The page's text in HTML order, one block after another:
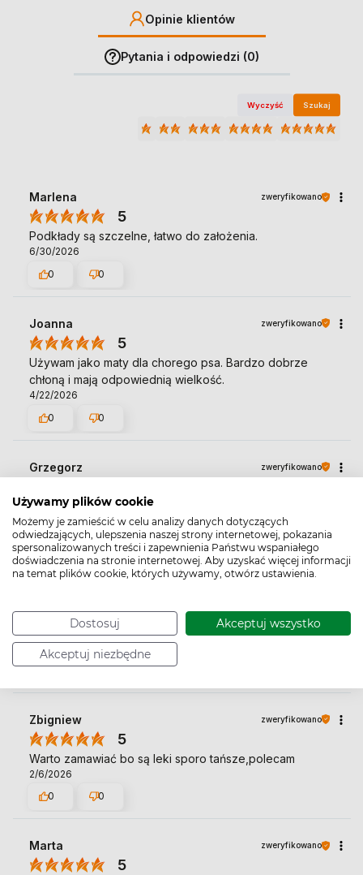
Używamy plików cookie
Możemy je zamieścić w celu analizy danych dotyczących
odwiedzających, ulepszenia naszej strony internetowej, pokazania
spersonalizowanych treści i zapewnienia Państwu wspaniałego
doświadczenia na stronie internetowej. Aby uzyskać więcej informacji
na temat plików cookie, których używamy, otwórz ustawienia.
Dostosuj Akceptuj wszystko
Akceptuj niezbędne
Opinie klientów
Pytania i odpowiedzi (0)
Wyczyść Szukaj
Marlena zweryfikowano
5
Podkłady są szczelne, łatwo do założenia.
6/30/2026
0
0
Joanna zweryfikowano
5
Używam jako maty dla chorego psa. Bardzo dobrze
chłoną i mają odpowiednią wielkość.
4/22/2026
0
0
Grzegorz zweryfikowano
Szybko i skutecznie 👍️
4/10/2026
0
0
5
Ok👍️👍️
3/23/2026
0
0
Zbigniew zweryfikowano
5
Warto zamawiać bo są leki sporo tańsze,polecam
2/6/2026
0
0
Marta zweryfikowano
5